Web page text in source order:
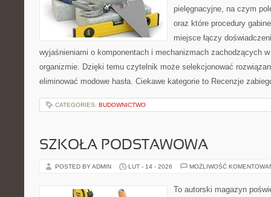
pielęgnacyjne, na czym
oraz które procedury
miejsce łączy
wyjaśnieniami o komponentach i mechanizmach zachodzących
organizmie. Dzięki temu czytelnik może selekcjonować
eliminować modowe hasła. Ciekawe kategorie to Recenzje
CATEGORIES: BUDOWNICTWO
SZKOŁA PODSTAWOWA
POSTED BY ADMIN LUT - 14 - 2026 MOŻLIWOŚĆ
To autorski magazyn